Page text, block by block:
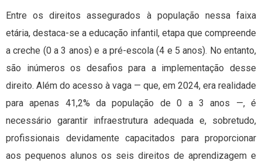
Entre os direitos assegurados à população nessa faixa
etária, destaca-se a educação infantil, etapa que compreende
a creche (0 a 3 anos) e a pré-escola (4 e 5 anos). No entanto,
são inúmeros os desafios para a implementação desse
direito. Além do acesso à vaga — que, em 2024, era realidade
para apenas 41,2% da população de 0 a 3 anos —, é
necessário garantir infraestrutura adequada e, sobretudo,
profissionais devidamente capacitados para proporcionar
aos pequenos alunos os seis direitos de aprendizagem e